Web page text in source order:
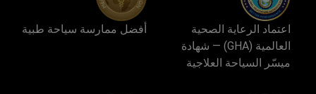
اعتماد الرعاية الصحية
العالمية (GHA) — شهادة
ميسّر السياحة العلاجية
أفضل ممارسة سياحة طبية